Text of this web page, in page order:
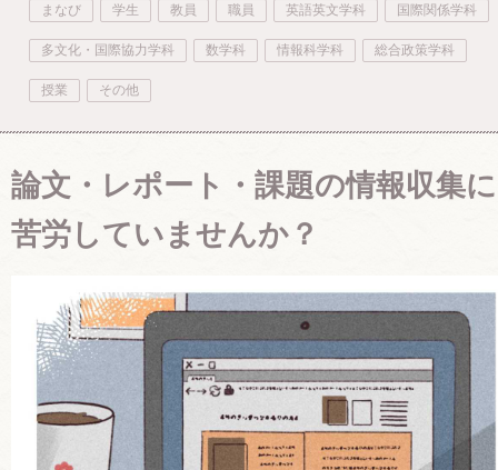
まなび 学生 教員 職員 英語英文学科 国際関係学科
多文化・国際協力学科 数学科 情報科学科 総合政策学科
授業 その他
論文・レポート・課題の情報収集に
苦労していませんか？